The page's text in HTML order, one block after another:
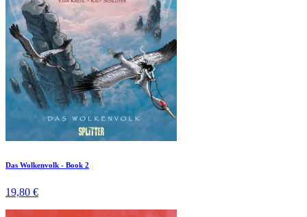
Das Wolkenvolk - Book 2
19,80 €